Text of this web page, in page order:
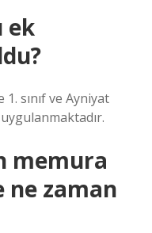
ek
sınıf ve Ayniyat
memura
ne zaman